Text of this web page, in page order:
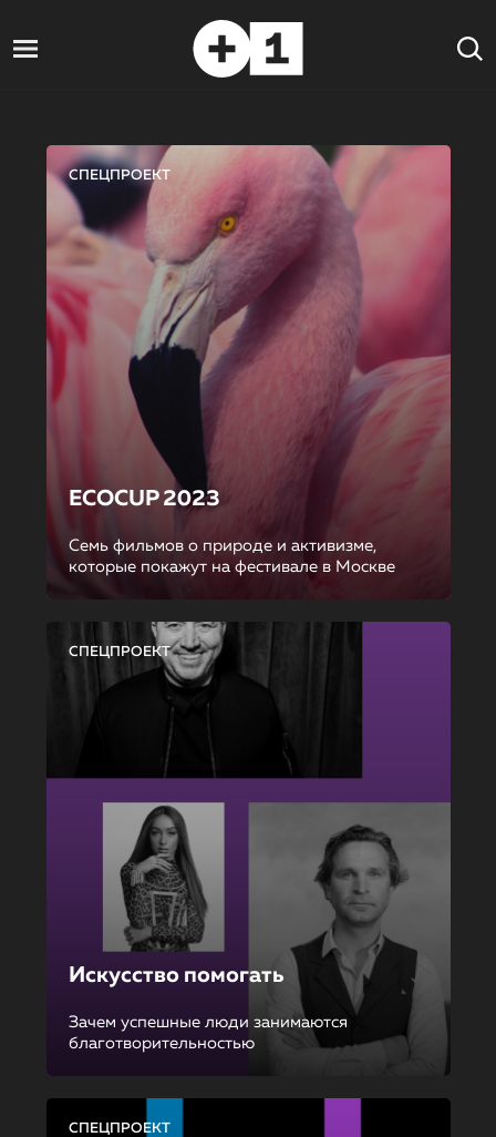
СПЕЦПРОЕКТ
ECOCUP 2023
Семь фильмов о природе и активизме,
которые покажут на фестивале в Москве
СПЕЦПРОЕКТ
Искусство помогать
Зачем успешные люди занимаются
благотворительностью
СПЕЦПРОЕКТ